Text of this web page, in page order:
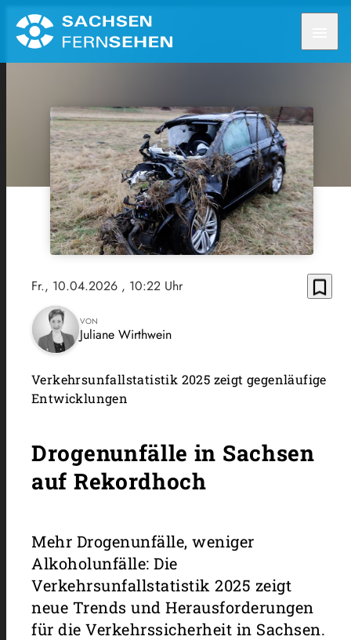
Fr., 10.04.2026 , 10:22 Uhr bookmark_border
VON
Juliane Wirthwein
Verkehrsunfallstatistik 2025 zeigt gegenläufige
Entwicklungen
Drogenunfälle in Sachsen
auf Rekordhoch
Mehr Drogenunfälle, weniger
Alkoholunfälle: Die
Verkehrsunfallstatistik 2025 zeigt
neue Trends und Herausforderungen
für die Verkehrssicherheit in Sachsen.